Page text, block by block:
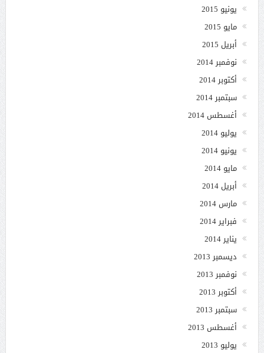
يونيو 2015
مايو 2015
أبريل 2015
نوفمبر 2014
أكتوبر 2014
سبتمبر 2014
أغسطس 2014
يوليو 2014
يونيو 2014
مايو 2014
أبريل 2014
مارس 2014
فبراير 2014
يناير 2014
ديسمبر 2013
نوفمبر 2013
أكتوبر 2013
سبتمبر 2013
أغسطس 2013
يوليو 2013